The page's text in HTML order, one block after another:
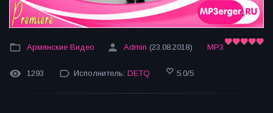
Армянские Видео Admin (23.08.2018) MP3
1293 Исполнитель: DETQ 5.0/5